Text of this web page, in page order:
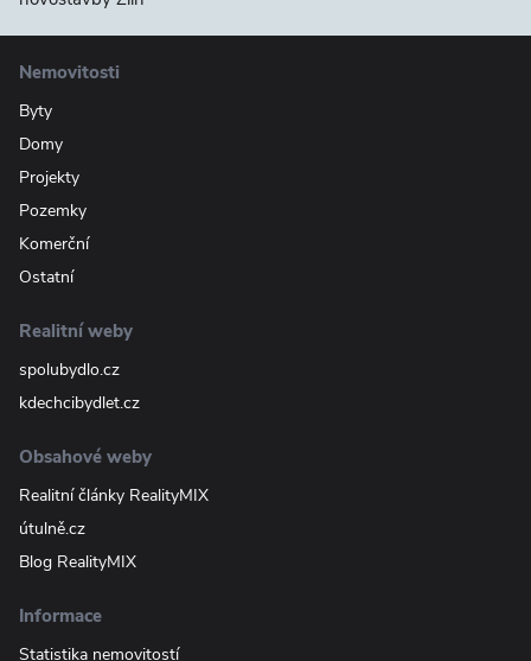
Nemovitosti
Byty
Domy
Projekty
Pozemky
Komerční
Ostatní
Realitní weby
spolubydlo.cz
kdechcibydlet.cz
Obsahové weby
Realitní články RealityMIX
útulně.cz
Blog RealityMIX
Informace
Statistika nemovitostí